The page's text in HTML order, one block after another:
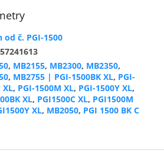
od č. PGI-1500
, MB2155, MB2300, MB2350,
, MB2755 | PGI-1500BK XL, PGI-
XL, PGI-1500M XL, PGI-1500Y XL,
XL, PGI1500C XL, PGI1500M
XL, MB2050, PGI 1500 BK C